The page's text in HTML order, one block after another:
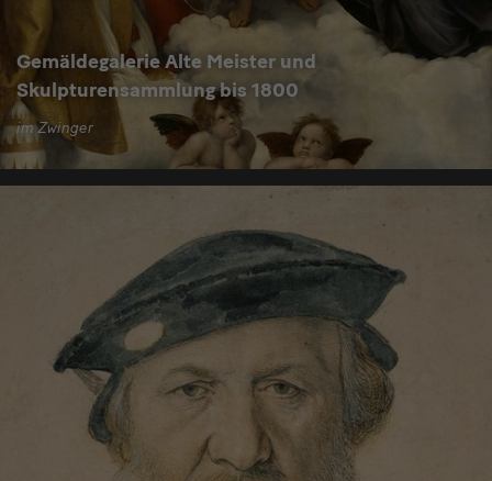
Gemäldegalerie Alte Meister und
Skulpturensammlung bis 1800
im Zwinger